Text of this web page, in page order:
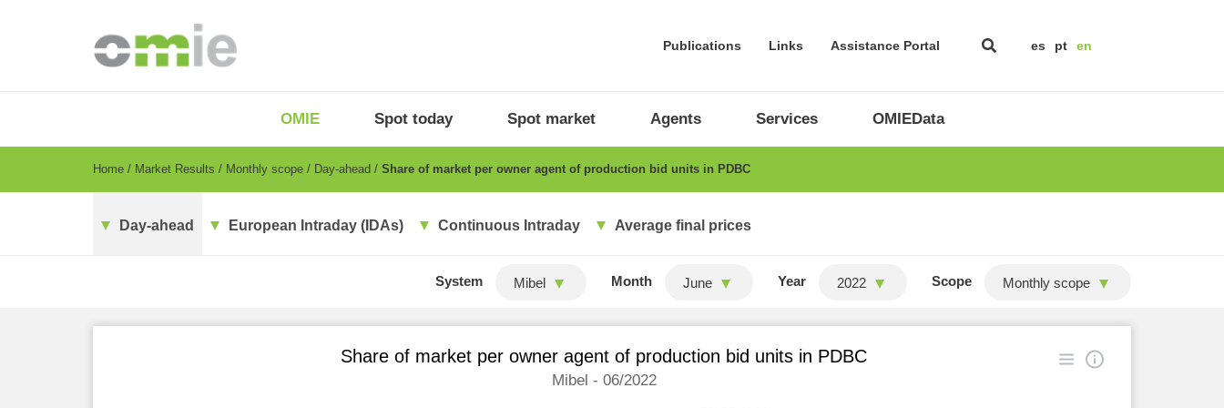
Publications Links Assistance Portal es pt en
EN
OMIE Spot today Spot market Agents Services OMIEData
Breadcrumb
Home Market Results Monthly scope Day-ahead Share of market per owner agent of production bid units in PDBC
Day-ahead European Intraday (IDAs) Continuous Intraday Average final prices
System Mibel Month June Year 2022 Scope Monthly scope
Share of market per owner agent of production bid units in PDBC
Mibel - 06/2022